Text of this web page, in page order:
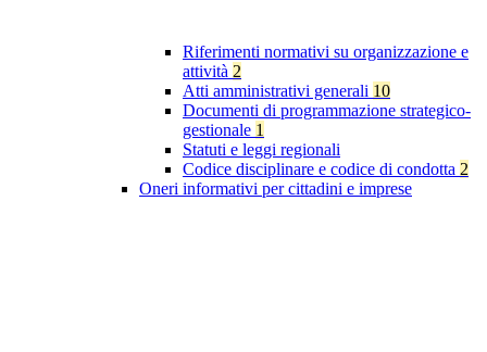
Riferimenti normativi su organizzazione e
attività 2
Atti amministrativi generali 10
Documenti di programmazione strategico-
gestionale 1
Statuti e leggi regionali
Codice disciplinare e codice di condotta 2
Oneri informativi per cittadini e imprese